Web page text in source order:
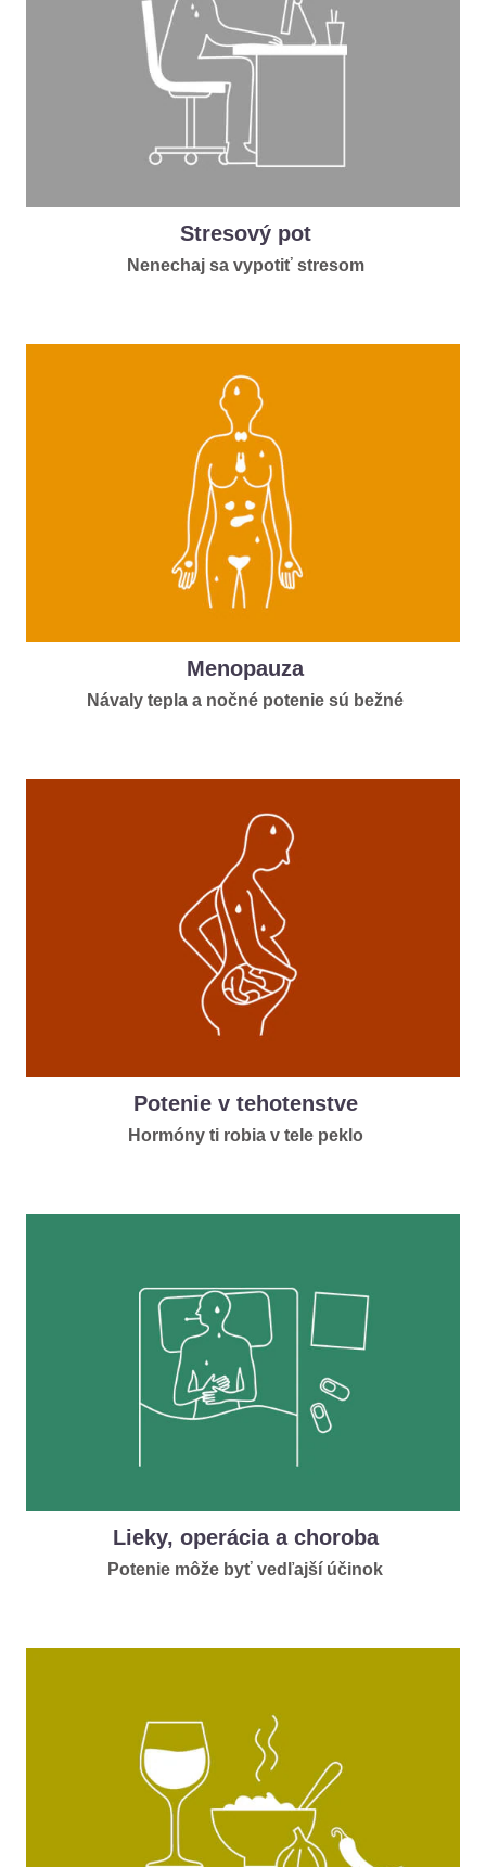
Stresový pot
Nenechaj sa vypotiť stresom
Menopauza
Návaly tepla a nočné potenie sú bežné
Potenie v tehotenstve
Hormóny ti robia v tele peklo
Lieky, operácia a choroba
Potenie môže byť vedľajší účinok